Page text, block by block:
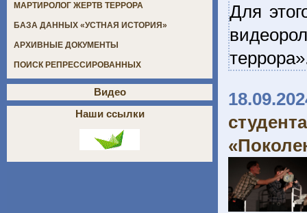
Для
МАРТИРОЛОГ ЖЕРТВ ТЕРРОРА
БАЗА ДАННЫХ «УСТНАЯ ИСТОРИЯ»
АРХИВНЫЕ ДОКУМЕНТЫ
ПОИСК РЕПРЕССИРОВАННЫХ
Видео
Наши ссылки